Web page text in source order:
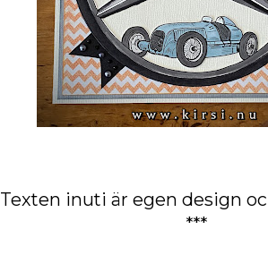
Texten inuti är egen design
***